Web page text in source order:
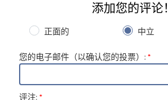
添加您的评论！
正面的 中立
您的电子邮件（以确认您的投票） : *
评注: *